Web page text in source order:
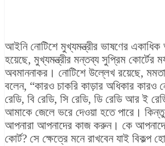
আইনি নোটিশে মুখ্যমন্ত্রীর ভাষণের
হয়েছে, মুখ্যমন্ত্রীর মন্তব্য সুপ্রিম কোর্টের
অবমাননাকর। নোটিশে উল্লেখ রয়েছে, মমতা
বলেন, “কারও চাকরি কাড়ার অধিকার কারও
রেডি, বি রেডি, সি রেডি, ডি রেডি আর ই
আমাকে জেলে ভরে দেওয়া হতে পারে।
আপনারা আপনাদের কাজ করুন। কে
কোর্ট? সে ক্ষেত্রে মনে রাখবেন যাই